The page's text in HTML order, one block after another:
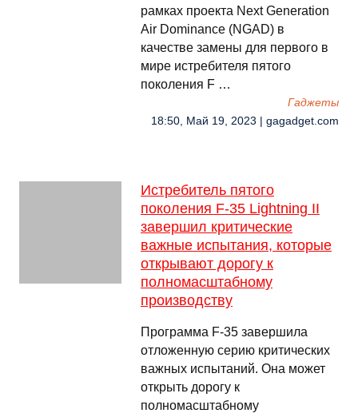
рамках проекта Next Generation
Air Dominance (NGAD) в
качестве замены для первого в
мире истребителя пятого
поколения F …
Гаджеты
18:50, Май 19, 2023 | gagadget.com
Истребитель пятого
поколения F-35 Lightning II
завершил критические
важные испытания, которые
открывают дорогу к
полномасштабному
производству
Программа F-35 завершила
отложенную серию критических
важных испытаний. Она может
открыть дорогу к
полномасштабному